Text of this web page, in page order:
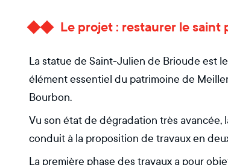
Le projet : restaurer le
La statue de Saint-Julien de Brioude est
élément essentiel du patrimoine de
Bourbon.
Vu son état de dégradation très avancée,
conduit à la proposition de travaux en
La première phase des travaux a pour